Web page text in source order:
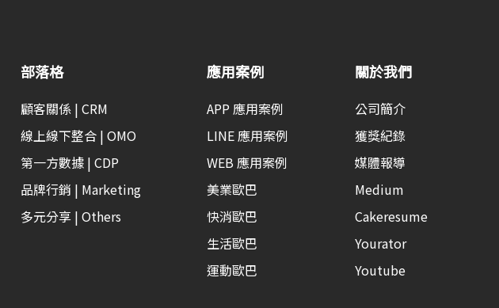
部落格
顧客關係 | CRM
線上線下整合 | OMO
第一方數據 | CDP
品牌行銷 | Marketing
多元分享 | Others
應用案例
APP 應用案例
LINE 應用案例
WEB 應用案例
美業歐巴
快消歐巴
生活歐巴
運動歐巴
關於我們
公司簡介
獲獎紀錄
媒體報導
Medium
Cakeresume
Yourator
Youtube